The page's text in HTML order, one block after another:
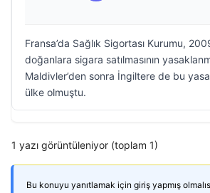
Fransa’da Sağlık Sigortası Kurumu,
doğanlara sigara satılmasının
Maldivler’den sonra İngiltere de bu
ülke olmuştu.
1 yazı görüntüleniyor (toplam 1)
Bu konuyu yanıtlamak için giriş yapmış